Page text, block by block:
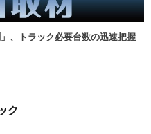
、トラック必要台数の迅速把握
ク